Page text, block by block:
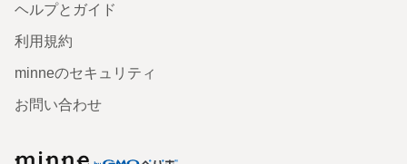
ヘルプとガイド
利用規約
minneのセキュリティ
お問い合わせ